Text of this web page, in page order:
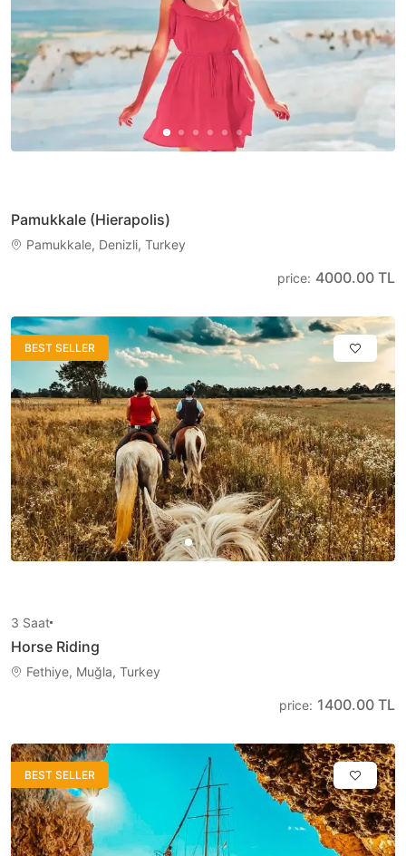
Pamukkale (Hierapolis)
Pamukkale, Denizli, Turkey
price: 4000.00 TL
BEST SELLER
3 Saat
Horse Riding
Fethiye, Muğla, Turkey
price: 1400.00 TL
BEST SELLER